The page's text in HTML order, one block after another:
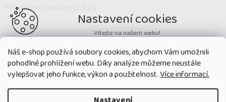
Náš e-shop používá soubory cookies, abychom Vám umožnili
pohodlné prohlížení webu. Díky analýze můžeme neustále
vylepšovat jeho funkce, výkon a použitelnost.Více informací.
Přijímáme online platby
Nastavení cookies
Vítejte na našem webu!
Potřebujeme nastavit cookies a související technologie, aby
zobrazovaný obsah odpovídal vašim potřebám a vy na webu nalezli
přesně to, co potřebujete. Soubory cookies používané na našem webu
nikdy neslouží ke zjišťování totožnosti uživatelů stránek.
Přijmout všechny cookies